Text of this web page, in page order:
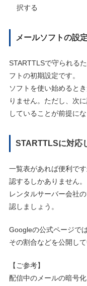
択する
メールソフトの設定
STARTTLSで守られる
フトの初期設定です。
ソフトを使い始めると
りません。ただし、次
していることが前提にな
STARTTLSに対応
一覧表があれば便利で
認するしかありません。
レンタルサーバー会社
認しましょう。
Googleの公式ページで
その割合などを公開して
【ご参考】
配信中のメールの暗号化